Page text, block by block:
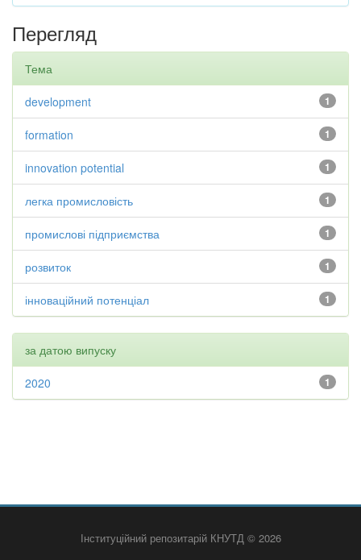
Перегляд
Тема
1
development
1
formation
1
innovation potential
1
легка промисловість
1
промислові підприємства
1
розвиток
1
інноваційний потенціал
за датою випуску
1
2020
Інституційний репозитарій КНУТД © 2026